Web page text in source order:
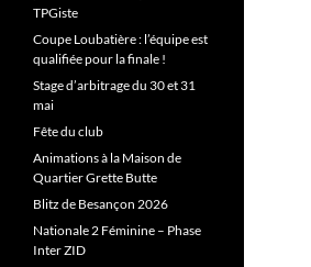
TPGiste
Coupe Loubatière : l’équipe est
qualifiée pour la finale !
Stage d’arbitrage du 30 et 31
mai
Fête du club
Animations à la Maison de
Quartier Grette Butte
Blitz de Besançon 2026
Nationale 2 Féminine – Phase
Inter ZID